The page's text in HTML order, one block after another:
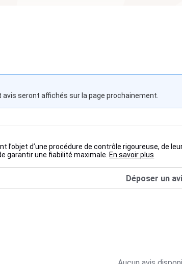
seront affichés sur la page prochainement.
d’une procédure de contrôle rigoureuse, de
garantir une fiabilité maximale. En savoir plus
Déposer un